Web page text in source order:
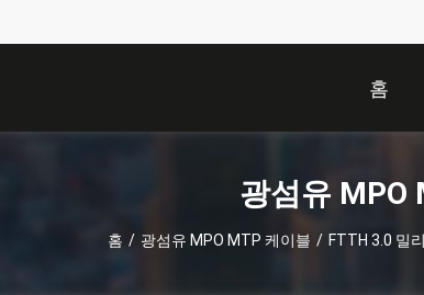
홈
광섬유 MPO
홈 / 광섬유 MPO MTP 케이블 / FTTH 3.0 밀